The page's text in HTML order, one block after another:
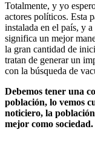
Totalmente, y yo
actores políticos. Esta
instalada en el país, y
significa un mejor
la gran cantidad de
tratan de generar un
con la búsqueda de
Debemos tener una
población, lo vemos
noticiero, la
mejor como sociedad.